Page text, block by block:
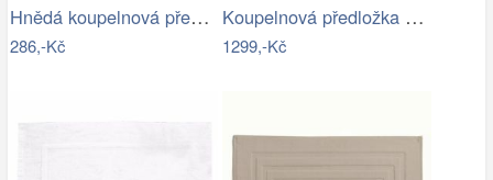
Hnědá koupelnová předložka se srdíčkem …
286,-Kč
Koupelnová předložka REGENT
1299,-Kč